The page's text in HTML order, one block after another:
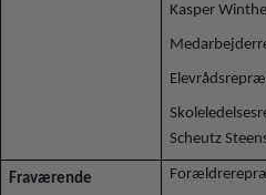
Kasper
Scheutz
Fraværende